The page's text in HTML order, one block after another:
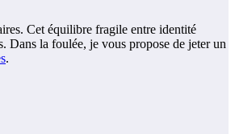
Cet équilibre fragile entre identité
Dans la foulée, je vous propose de jeter un
.